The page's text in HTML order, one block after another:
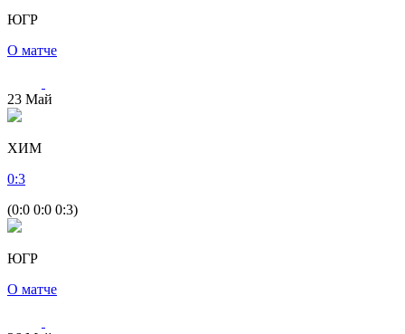
ЮГР
О матче
23 Май
ХИМ
0:3
(0:0 0:0 0:3)
ЮГР
О матче